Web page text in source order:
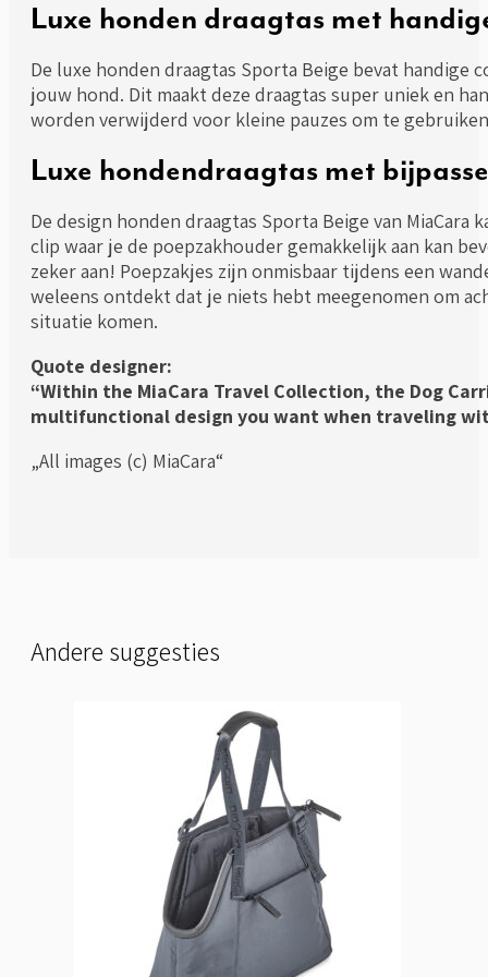
Luxe honden draagtas met
De luxe honden draagtas Sporta Beige bevat
jouw hond. Dit maakt deze draagtas super uniek en
worden verwijderd voor kleine pauzes om te
Luxe hondendraagtas met
De design honden draagtas Sporta Beige van
clip waar je de poepzakhouder gemakkelijk aan kan
zeker aan! Poepzakjes zijn onmisbaar tijdens een
weleens ontdekt dat je niets hebt meegenomen om
situatie komen.
Quote designer:
“Within the MiaCara Travel Collection, the Dog
multifunctional design you want when traveling
„All images (c) MiaCara“
Andere suggesties